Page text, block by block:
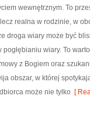
wewnętrznym. To
realna w rodzinie, w
droga wiary może być
wiary. To
z Bogiem oraz
obszar, w której
może nie tylko [